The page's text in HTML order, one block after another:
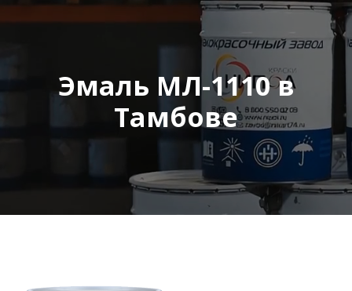
Эмаль МЛ-1110 в
Тамбове